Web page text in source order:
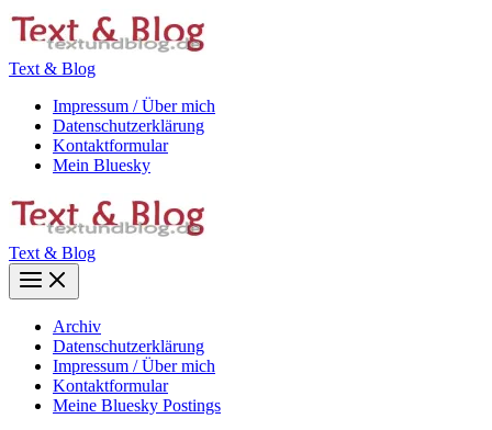
Zum
Inhalt
Text & Blog
Impressum / Über mich
Datenschutzerklärung
Kontaktformular
Mein Bluesky
Text & Blog
Main
Menu
Archiv
Datenschutzerklärung
Impressum / Über mich
Kontaktformular
Meine Bluesky Postings